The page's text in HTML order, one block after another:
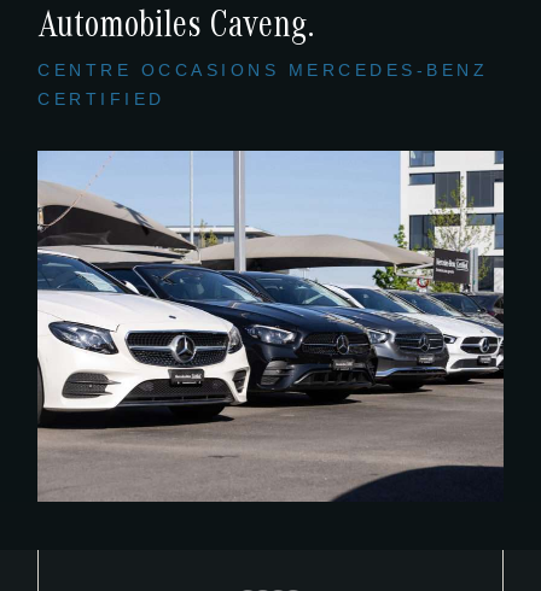
Automobiles Caveng.
CENTRE OCCASIONS MERCEDES-BENZ
CERTIFIED